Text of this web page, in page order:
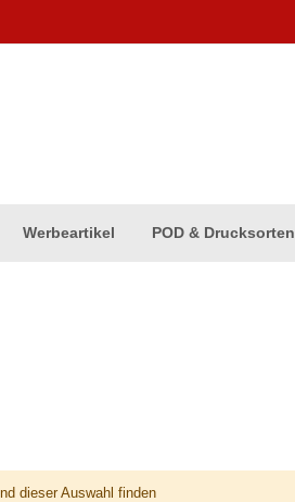
Werbeartikel POD & Drucksorten
dieser Auswahl finden